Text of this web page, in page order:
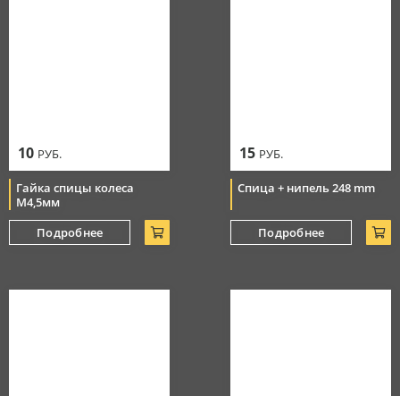
10 РУБ.
Гайка спицы колеса
М4,5мм
Подробнее
15 РУБ.
Спица + нипель 248 mm
Подробнее